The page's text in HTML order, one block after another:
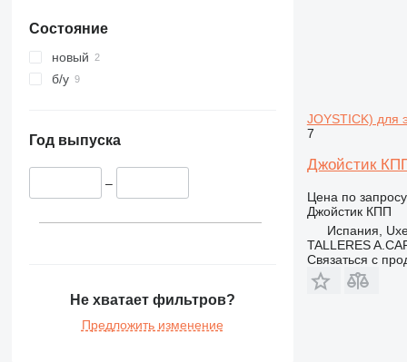
Состояние
новый
б/у
Год выпуска
–
Не хватает фильтров?
Предложить изменение
JOYSTICK) для
7
Джойстик
Цена по запросу
Джойстик КПП
Испания,
TALLERES
Связаться с